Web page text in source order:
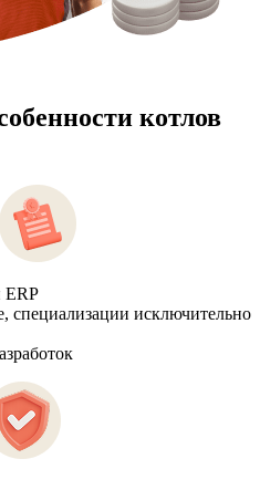
котлов
ERP
специализации исключительно